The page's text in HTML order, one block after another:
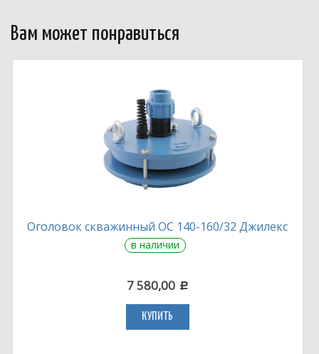
Вам может понравиться
Оголовок скважинный ОС 140-160/32 Джилекс
в наличии
7 580,00 c
КУПИТЬ